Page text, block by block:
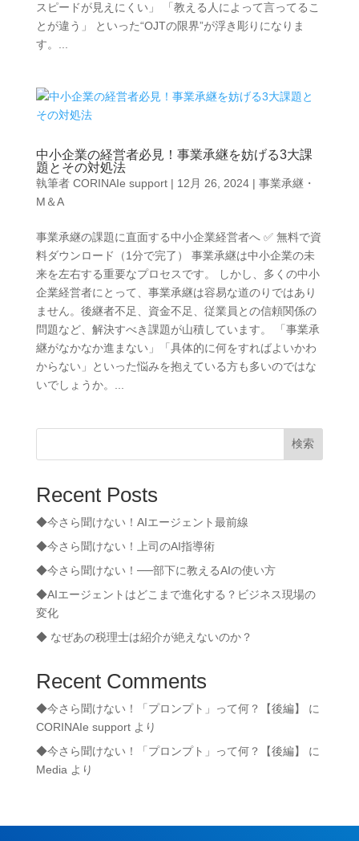
スピードが見えにくい」 「教える人によって言ってるこ
とが違う」 といった“OJTの限界”が浮き彫りになりま
す。...
中小企業の経営者必見！事業承継を妨げる3大課
題とその対処法
執筆者 CORINAIe support| 12月 26, 2024| 事業承継・
M＆A
事業承継の課題に直面する中小企業経営者へ ✅ 無料で資
料ダウンロード（1分で完了） 事業承継は中小企業の未
来を左右する重要なプロセスです。 しかし、多くの中小
企業経営者にとって、事業承継は容易な道のりではあり
ません。後継者不足、資金不足、従業員との信頼関係の
問題など、解決すべき課題が山積しています。 「事業承
継がなかなか進まない」「具体的に何をすればよいかわ
からない」といった悩みを抱えている方も多いのではな
いでしょうか。...
検索
Recent Posts
◆今さら聞けない！AIエージェント最前線
◆今さら聞けない！上司のAI指導術
◆今さら聞けない！──部下に教えるAIの使い方
◆AIエージェントはどこまで進化する？ビジネス現場の
変化
◆ なぜあの税理士は紹介が絶えないのか？
Recent Comments
◆今さら聞けない！「プロンプト」って何？【後編】
に
CORINAIe supportより
◆今さら聞けない！「プロンプト」って何？【後編】
に
Media より